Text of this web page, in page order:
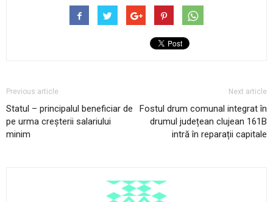
Previous article
Statul – principalul beneficiar de
pe urma creșterii salariului
minim
Next article
Fostul drum comunal integrat în
drumul județean clujean 161B
intră în reparații capitale